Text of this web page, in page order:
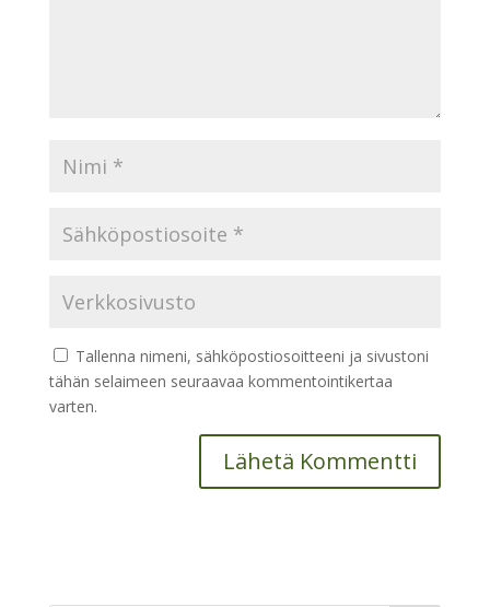
Tallenna nimeni, sähköpostiosoitteeni ja sivustoni
tähän selaimeen seuraavaa kommentointikertaa
varten.